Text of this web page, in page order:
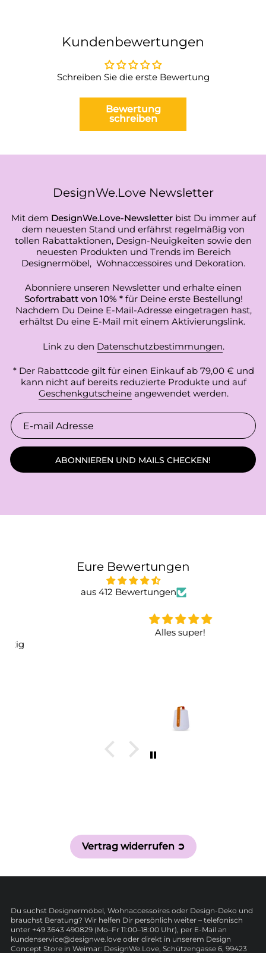
Kundenbewertungen
Schreiben Sie die erste Bewertung
Bewertung
schreiben
DesignWe.Love Newsletter
Mit dem DesignWe.Love-Newsletterbist Du immer auf
dem neuesten Stand und erfährst regelmäßig von
tollen Rabattaktionen, Design-Neuigkeiten sowie den
neuesten Produkten und Trends im Bereich
Designermöbel, Wohnaccessoires und Dekoration.
Abonniere unseren Newsletter und erhalte einen
Sofortrabatt von 10% *für Deine erste Bestellung!
Nachdem Du Deine E-Mail-Adresse eingetragen hast,
erhältst Du eine E-Mail mit einem Aktivierungslink.
Link zu den Datenschutzbestimmungen.
* Der Rabattcode gilt für einen Einkauf ab 79,00 € und
kann nicht auf bereits reduzierte Produkte und auf
Geschenkgutscheineangewendet werden.
ABONNIEREN UND MAILS CHECKEN!
Eure Bewertungen
aus 412 Bewertungen
Alles super!
Vertrag widerrufen ➲
Du suchst Designermöbel, Wohnaccessoires oder Design-Deko und
brauchst Beratung? Wir helfen Dir persönlich weiter – telefonisch
unter +49 3643 490829 (Mo–Fr 11:00–18:00 Uhr), per E-Mail an
kundenservice@designwe.love oder direkt in unserem Design
Concept Store in Weimar: DesignWe.Love, Schützengasse 6, 99423